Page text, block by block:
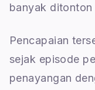
banyak ditonton
Pencapaian
sejak episode
penayangan